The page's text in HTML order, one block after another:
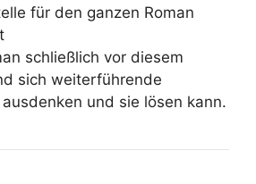
für den ganzen Roman
schließlich vor diesem
sich weiterführende
und sie lösen kann.